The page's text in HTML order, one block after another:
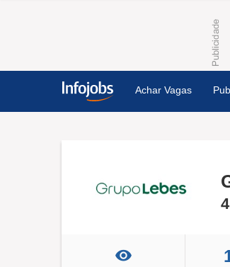
Achar Vagas